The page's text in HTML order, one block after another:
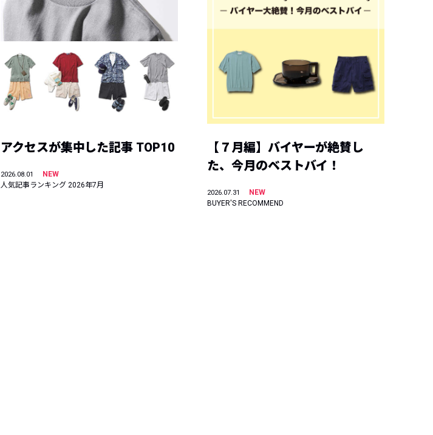
アクセスが集中した記事 TOP10
2026.08.01
NEW
人気記事ランキング 2026年7月
【７月編】バイヤーが絶賛し
た、今月のベストバイ！
2026.07.31
NEW
BUYER'S RECOMMEND